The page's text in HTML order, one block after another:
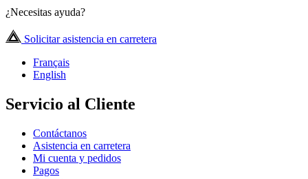
¿Necesitas ayuda?
Solicitar asistencia en carretera
Français
English
Servicio al Cliente
Contáctanos
Asistencia en carretera
Mi cuenta y pedidos
Pagos